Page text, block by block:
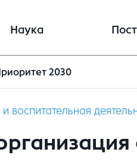
Наука
2030